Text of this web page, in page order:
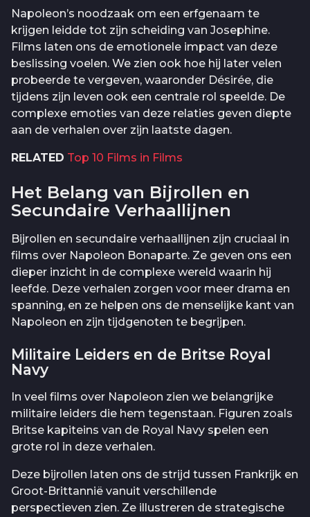
Napoleon’s noodzaak om een erfgenaam te
krijgen leidde tot zijn scheiding van Josephine.
Films laten ons de emotionele impact van deze
beslissing voelen. We zien ook hoe hij later velen
probeerde te vergeven, waaronder Désirée, die
tijdens zijn leven ook een centrale rol speelde. De
complexe emoties van deze relaties geven diepte
aan de verhalen over zijn laatste dagen.
RELATED Top 10 Films in Films
Het Belang van Bijrollen en
Secundaire Verhaallijnen
Bijrollen en secundaire verhaallijnen zijn cruciaal in
films over Napoleon Bonaparte. Ze geven ons een
dieper inzicht in de complexe wereld waarin hij
leefde. Deze verhalen zorgen voor meer drama en
spanning, en ze helpen ons de menselijke kant van
Napoleon en zijn tijdgenoten te begrijpen.
Militaire Leiders en de Britse Royal
Navy
In veel films over Napoleon zien we belangrijke
militaire leiders die hem tegenstaan. Figuren zoals
Britse kapiteins van de Royal Navy spelen een
grote rol in deze verhalen.
Deze bijrollen laten ons de strijd tussen Frankrijk en
Groot-Brittannië vanuit verschillende
perspectieven zien. Ze illustreren de strategische